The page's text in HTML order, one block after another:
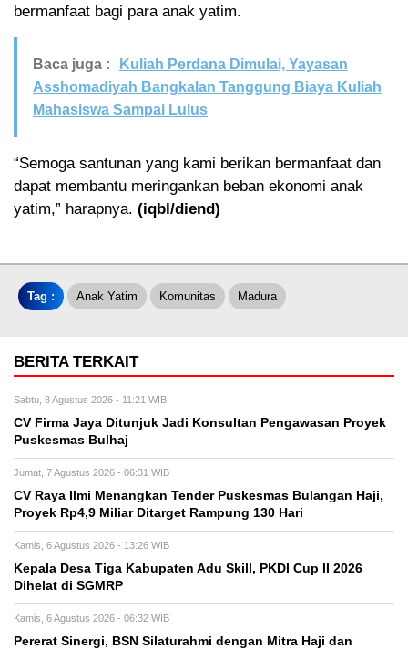
bermanfaat bagi para anak yatim.
Baca juga :
Kuliah Perdana Dimulai, Yayasan
Asshomadiyah Bangkalan Tanggung Biaya Kuliah
Mahasiswa Sampai Lulus
“Semoga santunan yang kami berikan bermanfaat dan
dapat membantu meringankan beban ekonomi anak
yatim,” harapnya. (iqbl/diend)
Tag : Anak Yatim Komunitas Madura
BERITA TERKAIT
Sabtu, 8 Agustus 2026 - 11:21 WIB
CV Firma Jaya Ditunjuk Jadi Konsultan Pengawasan Proyek
Puskesmas Bulhaj
Jumat, 7 Agustus 2026 - 06:31 WIB
CV Raya Ilmi Menangkan Tender Puskesmas Bulangan Haji,
Proyek Rp4,9 Miliar Ditarget Rampung 130 Hari
Kamis, 6 Agustus 2026 - 13:26 WIB
Kepala Desa Tiga Kabupaten Adu Skill, PKDI Cup II 2026
Dihelat di SGMRP
Kamis, 6 Agustus 2026 - 06:32 WIB
Pererat Sinergi, BSN Silaturahmi dengan Mitra Haji dan